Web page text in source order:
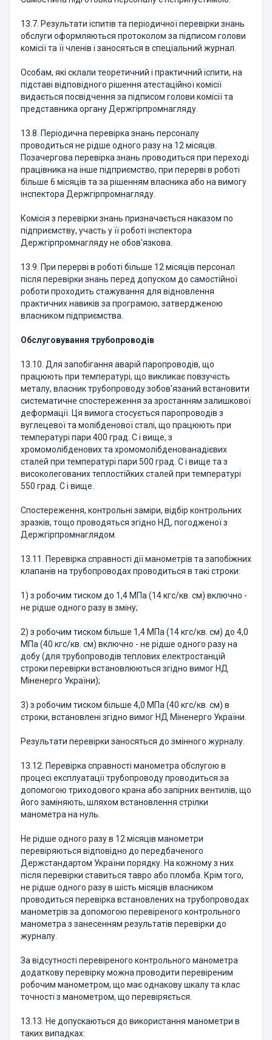
13.7. Результати іспитів та періодичної перевірки знань
обслуги оформляються протоколом за підписом голови
комісії та її членів і заносяться в спеціальний журнал.
Особам, які склали теоретичний і практичний іспити, на
підставі відповідного рішення атестаційної комісії
видається посвідчення за підписом голови комісії та
представника органу Держгірпромнагляду.
13.8. Періодична перевірка знань персоналу
проводиться не рідше одного разу на 12 місяців.
Позачергова перевірка знань проводиться при переході
працівника на інше підприємство, при перерві в роботі
більше 6 місяців та за рішенням власника або на вимогу
інспектора Держгірпромнагляду.
Комісія з перевірки знань призначається наказом по
підприємству, участь у її роботі інспектора
Держгірпромнагляду не обов'язкова.
13.9. При перерві в роботі більше 12 місяців персонал
після перевірки знань перед допуском до самостійної
роботи проходить стажування для відновлення
практичних навиків за програмою, затвердженою
власником підприємства.
Обслуговування трубопроводів
13.10. Для запобігання аварій паропроводів, що
працюють при температурі, що викликає повзучість
металу, власник трубопроводу зобов'язаний встановити
систематичне спостереження за зростанням залишкової
деформації. Ця вимога стосується паропроводів з
вуглецевої та молібденової сталі, що працюють при
температурі пари 400 град. C і вище, з
хромомолібденових та хромомолібденованадієвих
сталей при температурі пари 500 град. C і вище та з
високолегованих теплостійких сталей при температурі
550 град. C і вище.
Спостереження, контрольні заміри, відбір контрольних
зразків, тощо проводяться згідно НД, погодженої з
Держгірпромнаглядом.
13.11. Перевірка справності дії манометрів та запобіжних
клапанів на трубопроводах проводиться в такі строки:
1) з робочим тиском до 1,4 МПа (14 кгс/кв. см) включно -
не рідше одного разу в зміну;
2) з робочим тиском більше 1,4 МПа (14 кгс/кв. см) до 4,0
МПа (40 кгс/кв. см) включно - не рідше одного разу на
добу (для трубопроводів теплових електростанцій
строки перевірки встановлюються згідно вимог НД
Міненерго України);
3) з робочим тиском більше 4,0 МПа (40 кгс/кв. см) в
строки, встановлені згідно вимог НД Міненерго України.
Результати перевірки заносяться до змінного журналу.
13.12. Перевірка справності манометра обслугою в
процесі експлуатації трубопроводу проводиться за
допомогою триходового крана або запірних вентилів, що
його заміняють, шляхом встановлення стрілки
манометра на нуль.
Не рідше одного разу в 12 місяців манометри
перевіряються відповідно до передбаченого
Держстандартом України порядку. На кожному з них
після перевірки ставиться тавро або пломба. Крім того,
не рідше одного разу в шість місяців власником
проводиться перевірка встановлених на трубопроводах
манометрів за допомогою перевіреного контрольного
манометра з занесенням результатів перевірки до
журналу.
За відсутності перевіреного контрольного манометра
додаткову перевірку можна проводити перевіреним
робочим манометром, що має однакову шкалу та клас
точності з манометром, що перевіряється.
13.13. Не допускаються до використання манометри в
таких випадках: